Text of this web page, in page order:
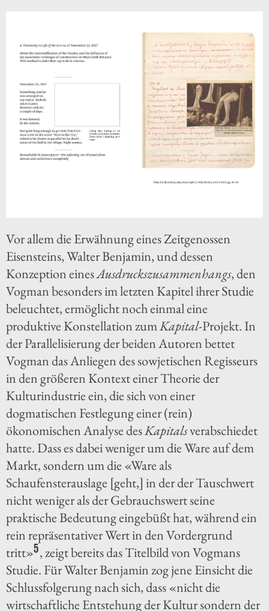
Vor allem die Erwähnung eines Zeitgenossen
Eisensteins, Walter Benjamin, und dessen
Konzeption einesAusdruckszusammenhangs, den
Vogman besonders im letzten Kapitel ihrer Studie
beleuchtet, ermöglicht noch einmal eine
produktive Konstellation zumKapital-Projekt. In
der Parallelisierung der beiden Autoren bettet
Vogman das Anliegen des sowjetischen Regisseurs
in den größeren Kontext einer Theorie der
Kulturindustrie ein, die sich von einer
dogmatischen Festlegung einer (rein)
ökonomischen Analyse desKapitalsverabschiedet
hatte. Dass es dabei weniger um die Ware auf dem
Markt, sondern um die «Ware als
Schaufensterauslage [geht,] in der der Tauschwert
nicht weniger als der Gebrauchswert seine
praktische Bedeutung eingebüßt hat, während ein
rein repräsentativer Wert in den Vordergrund
tritt»5, zeigt bereits das Titelbild von Vogmans
Studie. Für Walter Benjamin zog jene Einsicht die
Schlussfolgerung nach sich, dass «nicht die
wirtschaftliche Entstehung der Kultur sondern der